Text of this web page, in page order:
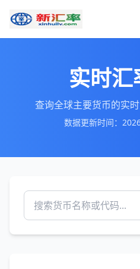
实时
查询全球主要货币的实
数据更新时间：